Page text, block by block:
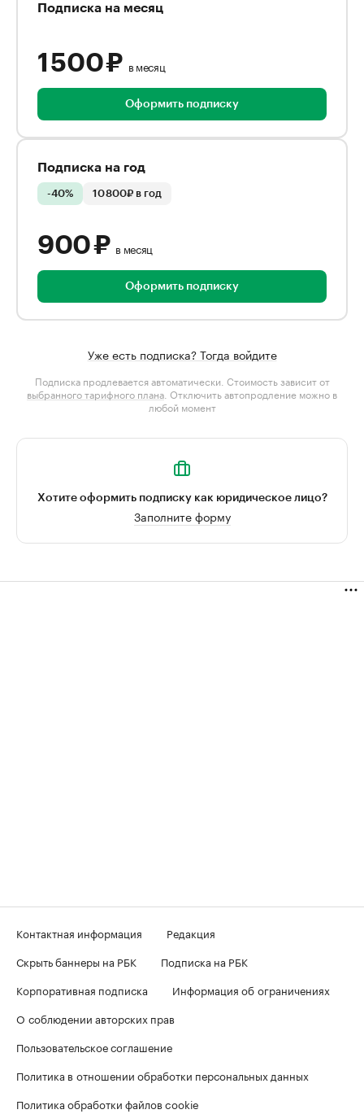
Подписка на месяц
1 500 ₽ в месяц
Оформить подписку
Подписка на год
-40% 10 800₽ в год
900 ₽ в месяц
Оформить подписку
Уже есть подписка? Тогда войдите
Подписка продлевается автоматически. Стоимость зависит от
выбранного тарифного плана . Отключить автопродление можно в
любой момент
Хотите оформить подписку как юридическое лицо?
Заполните форму
Контактная информация
Редакция
Скрыть баннеры на РБК
Подписка на РБК
Корпоративная подписка
Информация об ограничениях
О соблюдении авторских прав
Пользовательское соглашение
Политика в отношении обработки персональных данных
Политика обработки файлов cookie